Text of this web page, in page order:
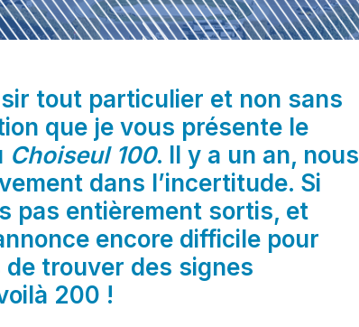
tout particulier et non sans
que je vous présente le
Choiseul 100. Il y a un an, nous
dans l’incertitude. Si
pas entièrement sortis, et
encore difficile pour
de trouver des signes
200 !